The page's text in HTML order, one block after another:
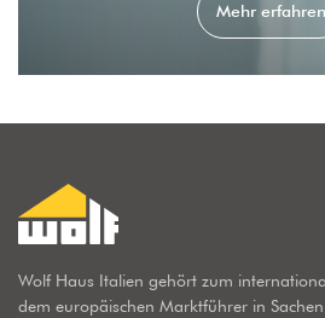
Mehr erfahren
Wolf Haus Italien gehört zum
dem europäischen Marktführer in